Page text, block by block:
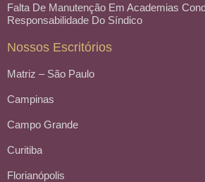
Falta De Manutenção Em Academias
Responsabilidade Do Síndico
Nossos Escritórios
Matriz – São Paulo
Campinas
Campo Grande
Curitiba
Florianópolis